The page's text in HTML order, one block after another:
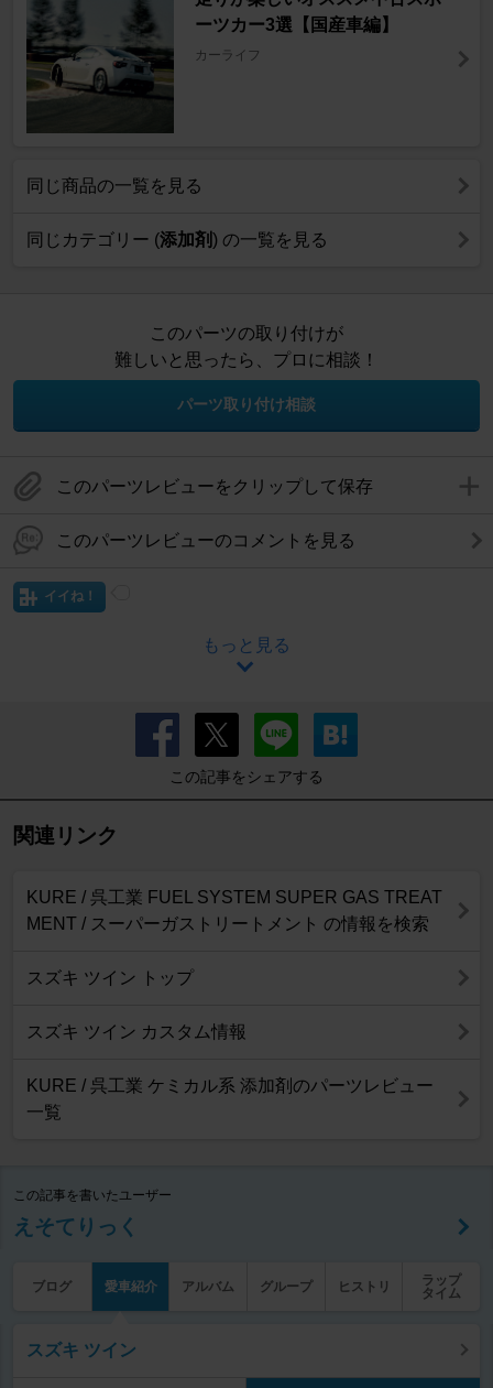
ーツカー3選【国産車編】
カーライフ
同じ商品の一覧を見る
同じカテゴリー (添加剤) の一覧を見る
このパーツの取り付けが
難しいと思ったら、プロに相談！
パーツ取り付け相談
このパーツレビューをクリップして保存
このパーツレビューのコメントを見る
イイね！
もっと見る
この記事をシェアする
関連リンク
KURE / 呉工業 FUEL SYSTEM SUPER GAS TREAT
MENT / スーパーガストリートメント の情報を検索
スズキ ツイン トップ
スズキ ツイン カスタム情報
KURE / 呉工業 ケミカル系 添加剤のパーツレビュー
一覧
この記事を書いたユーザー
えそてりっく
ブログ 愛車紹介 アルバム グループ ヒストリ
ラップ
タイム
スズキ ツイン